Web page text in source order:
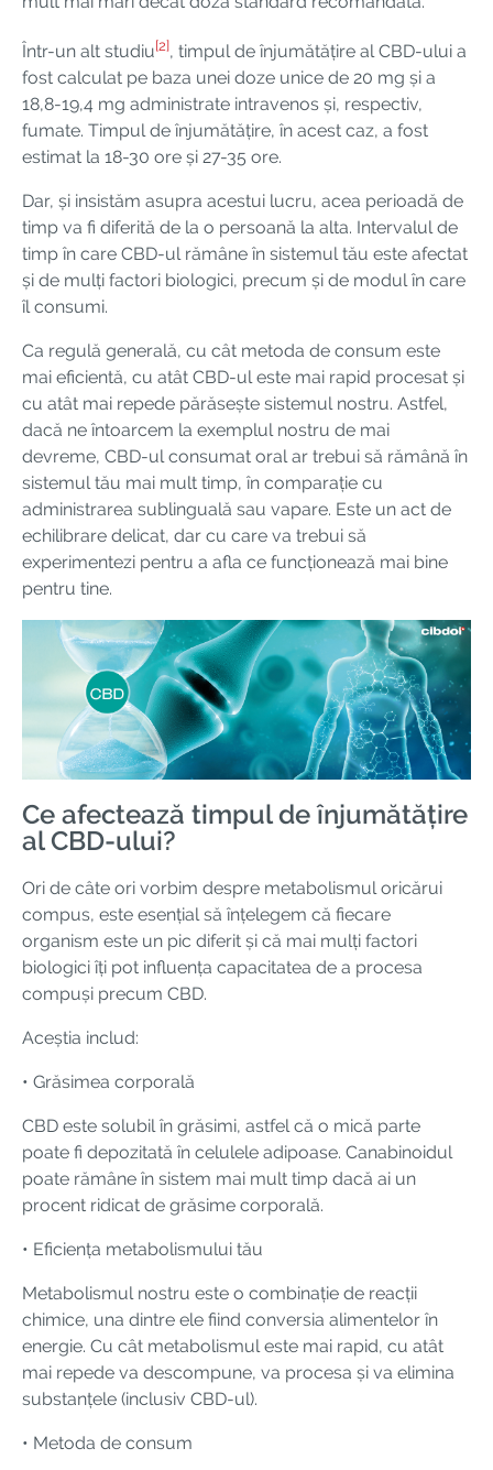
Într-un alt studiu[2] , timpul de înjumătățire al CBD-ului a
fost calculat pe baza unei doze unice de 20 mg și a
18,8-19,4 mg administrate intravenos și, respectiv,
fumate. Timpul de înjumătățire, în acest caz, a fost
estimat la 18-30 ore și 27-35 ore.
Dar, și insistăm asupra acestui lucru, acea perioadă de
timp va fi diferită de la o persoană la alta. Intervalul de
timp în care CBD-ul rămâne în sistemul tău este afectat
și de mulți factori biologici, precum și de modul în care
îl consumi.
Ca regulă generală, cu cât metoda de consum este
mai eficientă, cu atât CBD-ul este mai rapid procesat și
cu atât mai repede părăsește sistemul nostru. Astfel,
dacă ne întoarcem la exemplul nostru de mai
devreme, CBD-ul consumat oral ar trebui să rămână în
sistemul tău mai mult timp, în comparație cu
administrarea sublinguală sau vapare. Este un act de
echilibrare delicat, dar cu care va trebui să
experimentezi pentru a afla ce funcționează mai bine
pentru tine.
Ce afectează timpul de înjumătățire
al CBD-ului?
Ori de câte ori vorbim despre metabolismul oricărui
compus, este esențial să înțelegem că fiecare
organism este un pic diferit și că mai mulți factori
biologici îți pot influența capacitatea de a procesa
compuși precum CBD.
Aceștia includ:
• Grăsimea corporală
CBD este solubil în grăsimi, astfel că o mică parte
poate fi depozitată în celulele adipoase. Canabinoidul
poate rămâne în sistem mai mult timp dacă ai un
procent ridicat de grăsime corporală.
• Eficiența metabolismului tău
Metabolismul nostru este o combinație de reacții
chimice, una dintre ele fiind conversia alimentelor în
energie. Cu cât metabolismul este mai rapid, cu atât
mai repede va descompune, va procesa și va elimina
substanțele (inclusiv CBD-ul).
• Metoda de consum